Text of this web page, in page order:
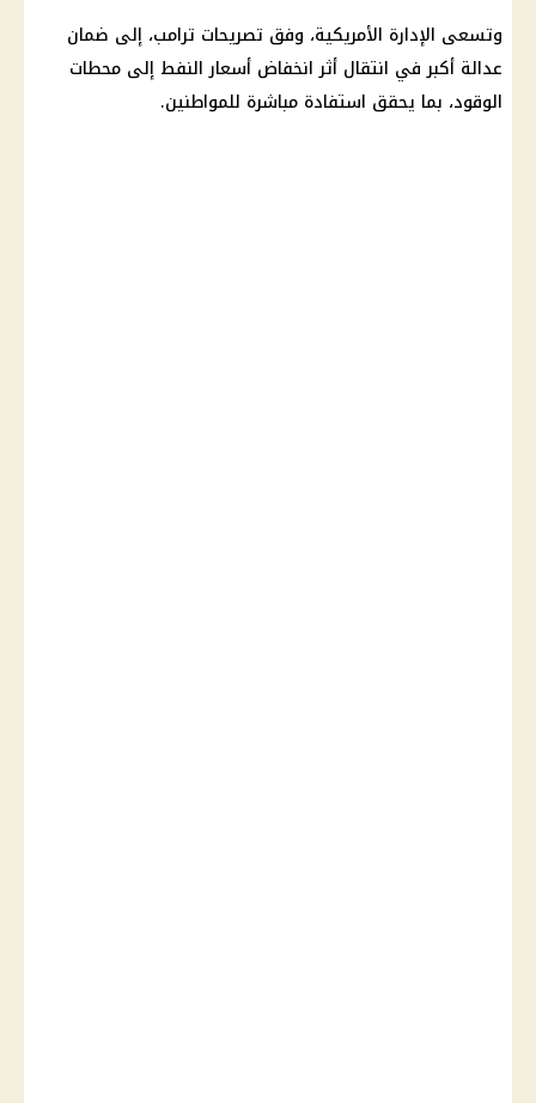
وتسعى الإدارة الأمريكية، وفق تصريحات ترامب، إلى ضمان
عدالة أكبر في انتقال أثر انخفاض أسعار النفط إلى محطات
الوقود، بما يحقق استفادة مباشرة للمواطنين.